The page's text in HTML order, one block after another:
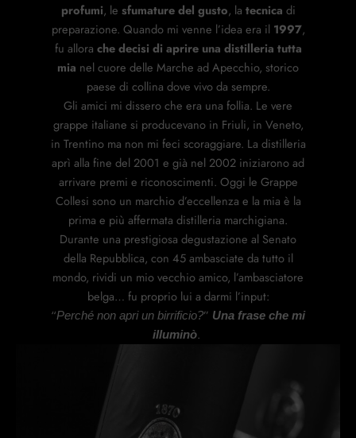
profumi, le sfumature del gusto, la tecnica di
preparazione. Quando mi venne l’idea era il 1997,
fu allora che decisi di aprire una distilleria tutta
mia nel cuore delle Marche ad Apecchio, storico
paese di collina dove vivo da sempre.
Gli amici mi dissero che era una follia. Le vere
grappe italiane si producevano in Friuli, in Veneto,
in Trentino ma non mi feci scoraggiare. La distilleria
aprì alla fine del 2001 e già nel 2002 iniziarono ad
arrivare premi e riconoscimenti. Oggi le Grappe
Collesi sono un marchio d’eccellenza e la mia è la
prima e più affermata distilleria marchigiana.
Durante una prestigiosa degustazione al Senato
della Repubblica, con 45 ambasciate da tutto il
mondo, rividi un mio vecchio amico, l’ambasciatore
belga… fu proprio lui a darmi l’input:
“Perché non apri un birrificio?” Una frase che mi
illuminò.